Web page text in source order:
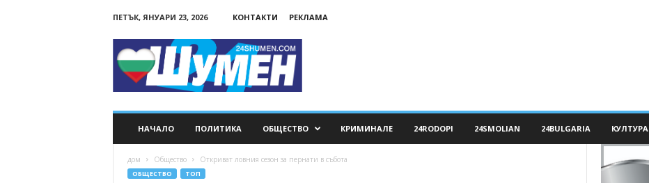
ПЕТЪК, ЯНУАРИ 23, 2026 КОНТАКТИ РЕКЛАМА
НАЧАЛО ПОЛИТИКА ОБЩЕСТВО КРИМИНАЛЕ 24RODOPI 24SMOLIAN 24BULGARIA КУЛТУРА
дом Общество Откриват ловния сезон за пернати в събота
ОБЩЕСТВО ТОП